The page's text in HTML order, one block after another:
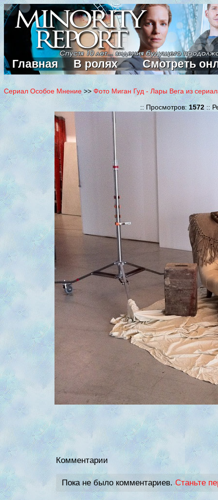
Главная В ролях Смотреть
Сериал Особое Мнение >>Фото Миган Гуд - Лары Вега из
:: Просмотров:1572 ::
Комментарии
Пока не было комментариев.Станьте